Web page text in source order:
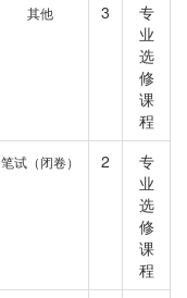
其他 3
专
业
选
修
课
程
笔试（闭卷） 2
专
业
选
修
课
程